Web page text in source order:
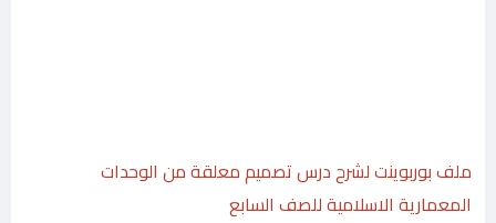
ملف بوربوينت لشرح درس تصميم معلقة من الوحدات
المعمارية الاسلامية للصف السابع